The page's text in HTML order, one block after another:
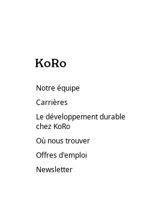
KoRo
Notre équipe
Carrières
Le développement durable
chez KoRo
Où nous trouver
Offres d'emploi
Newsletter